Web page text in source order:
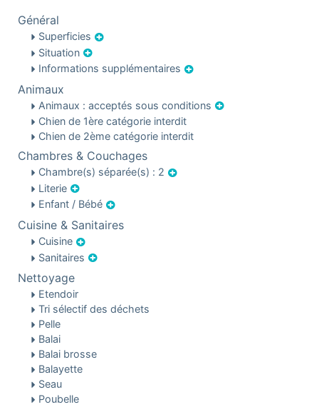
Général
Superficies
Situation
Informations supplémentaires
Animaux
Animaux : acceptés sous conditions
Chien de 1ère catégorie interdit
Chien de 2ème catégorie interdit
Chambres & Couchages
Chambre(s) séparée(s) : 2
Literie
Enfant / Bébé
Cuisine & Sanitaires
Cuisine
Sanitaires
Nettoyage
Etendoir
Tri sélectif des déchets
Pelle
Balai
Balai brosse
Balayette
Seau
Poubelle